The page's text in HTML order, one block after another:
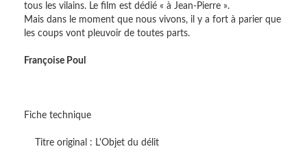
tous les vilains. Le film est dédié « à Jean-Pierre ».
Mais dans le moment que nous vivons, il y a fort à parier que
les coups vont pleuvoir de toutes parts.
Françoise Poul
Fiche technique
Titre original : L'Objet du délit